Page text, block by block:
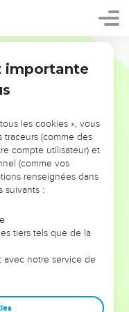
!
VOUS ÉVITER LES
les doutes, les erreurs
alors même que ce
et responsables
afin que leurs erreurs
importante
les cookies », vous
(comme des
compte utilisateur) et
(comme vos
renseignées dans
suivants :
tiers tels que de la
avec notre service de